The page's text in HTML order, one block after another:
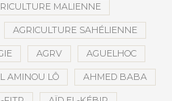
MALIENNE
AGRICULTURE SAHÉLIENNE
AGRV AGUELHOC
AMINOU LÔ AHMED BABA